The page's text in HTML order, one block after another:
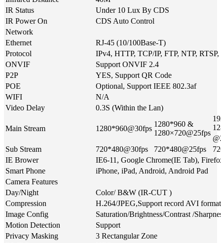
IR Status
Under 10 Lux By CDS
IR Power On
CDS Auto Control
Network
Ethernet
RJ-45 (10/100Base-T)
Protocol
IPv4, HTTP, TCP/IP, FTP, NTP,
ONVIF
Support ONVIF 2.4
P2P
YES, Support QR Code
POE
Optional, Support IEEE 802.3af
WIFI
N/A
Video Delay
0.3S (Within the Lan)
Main Stream 1280*960@30fps
1280*960 &
1280×720@25fps
Sub Stream
720*480@30fps 720*480@25fps
IE Brower
IE6-11, Google Chrome(IE Tab),
Smart Phone
iPhone, iPad, Android, Android Pad
Camera Features
Day/Night
Color/ B&W (IR-CUT )
Compression
H.264/JPEG,Support record AVI
Image Config
Saturation/Brightness/Contrast /
Motion Detection
Support
Privacy Masking
3 Rectangular Zone